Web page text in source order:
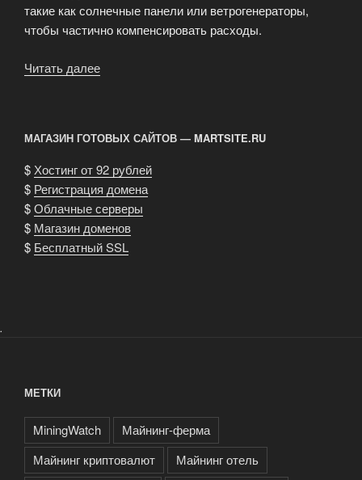
такие как солнечные панели или ветрогенераторы,
чтобы частично компенсировать расходы.
Читать далее
МАГАЗИН ГОТОВЫХ САЙТОВ — MARTSITE.RU
$ Хостинг от 92 рублей
$ Регистрация домена
$Облачные серверы
$ Магазин доменов
$ Бесплатный SSL
.
МЕТКИ
MiningWatch
Майнинг-ферма
Майнинг криптовалют
Майнинг отель